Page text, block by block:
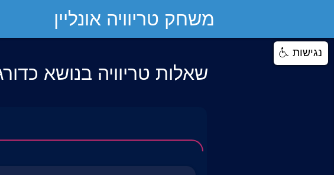
משחק טריוויה אונליין
שאלות טריוויה בנושא
נגישות